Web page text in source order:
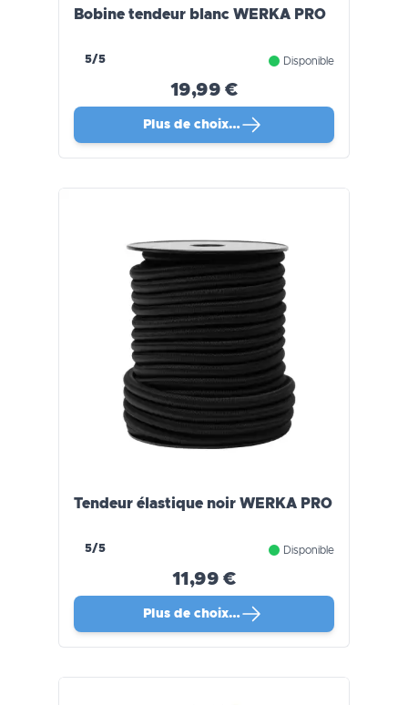
Bobine tendeur blanc WERKA PRO
5/5 Disponible
19,99 €
Plus de choix…
Tendeur élastique noir WERKA PRO
5/5 Disponible
11,99 €
Plus de choix…